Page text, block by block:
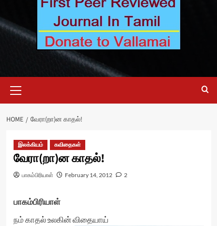
Menu
HOME வேரா(றா)ன காதல்!
இலக்கியம் கவிதைகள்
வேரா(றா)ன காதல்!
பாகம்பிரியாள் February 14, 2012 2
பாகம்பிரியாள்
நம் காதல் உலகின் விதையாய்